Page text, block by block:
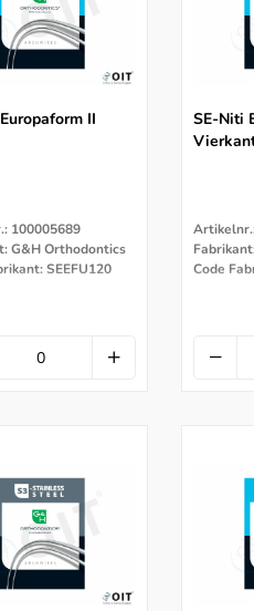
II
100005689
G&H Orthodontics
SEEFU120
SE-Niti
Code